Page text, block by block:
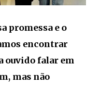
promessa e o
encontrar
ouvido falar em
mas não